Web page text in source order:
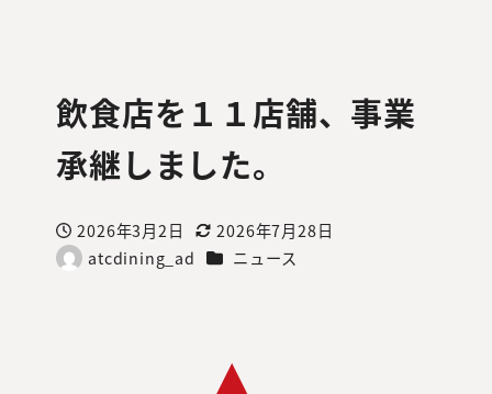
飲食店を１１店舗、事業
承継しました。
投稿日
2026年3月2日
更新日
2026年7月28日
著
atcdining_ad カテゴリー
ニュース